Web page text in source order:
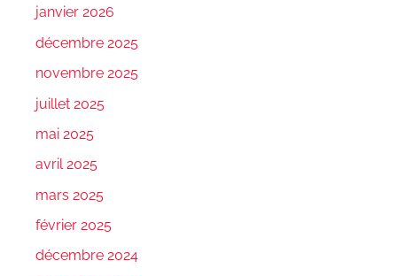
janvier 2026
décembre 2025
novembre 2025
juillet 2025
mai 2025
avril 2025
mars 2025
février 2025
décembre 2024